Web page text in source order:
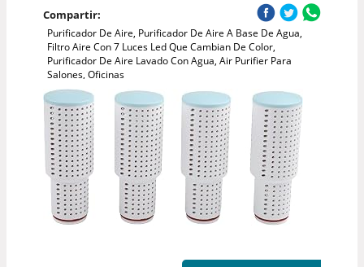
Compartir:
Purificador De Aire, Purificador De Aire A Base De Agua,
Filtro Aire Con 7 Luces Led Que Cambian De Color,
Purificador De Aire Lavado Con Agua, Air Purifier Para
Salones, Oficinas